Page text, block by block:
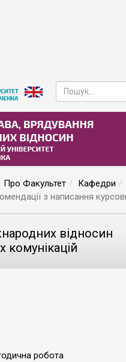
Про Факультет Кафедри
з написання
відносин
комунікацій
робота